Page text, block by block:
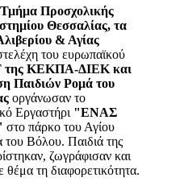
Προσχολικής
Θεσσαλίας, τα
& Αγίας
του ευρωπαϊκού
της ΚΕΚΠΑ-ΔΙΕΚ και
Παιδιών Ρομά του
οργάνωσαν το
Εργαστήρι "ΕΝΑΣ
στο πάρκο του Αγίου
του Βόλου. Παιδιά της
ζωγράφισαν και
θέμα τη διαφορετικότητα.